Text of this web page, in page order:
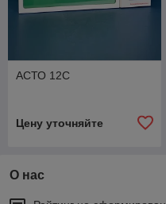
АСТО 12С
Цену уточняйте
О нас